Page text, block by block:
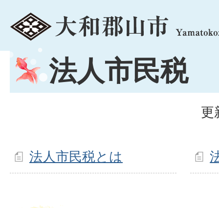
menu
法人市民税
更
法人市民税とは